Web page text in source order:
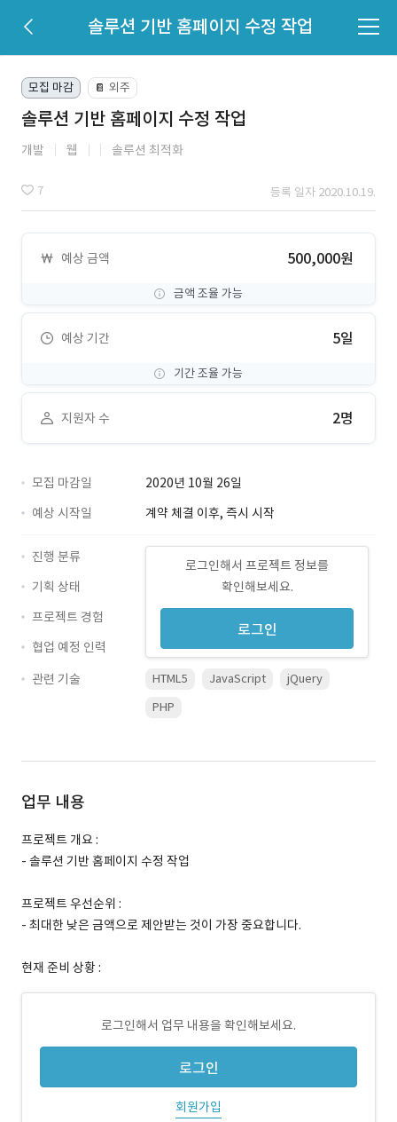
솔루션 기반 홈페이지 수정 작업
모집 마감 📔 외주
솔루션 기반 홈페이지 수정 작업
개발 웹 솔루션 최적화
7 등록 일자 2020.10.19.
예상 금액 500,000원
금액 조율 가능
예상 기간 5일
기간 조율 가능
지원자 수 2명
모집 마감일
2020년 10월 26일
예상 시작일
계약 체결 이후, 즉시 시작
로그인해서 프로젝트 정보를
확인해보세요.
로그인
진행 분류
기획 상태
프로젝트 경험
협업 예정 인력
관련 기술
HTML5 JavaScript
jQuery
PHP
업무 내용
프로젝트 개요 :
- 솔루션 기반 홈페이지 수정 작업
프로젝트 우선순위 :
- 최대한 낮은 금액으로 제안받는 것이 가장 중요합니다.
현재 준비 상황 :
로그인해서 업무 내용을 확인해보세요.
로그인
회원가입